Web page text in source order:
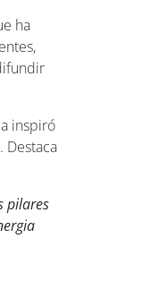
ha
inspiró
Destaca
pilares